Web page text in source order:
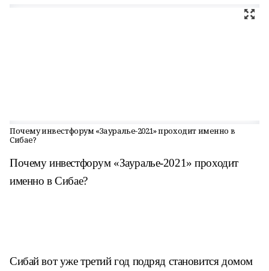
Почему инвестфорум «Зауралье-2021» проходит именно в
Сибае?
Почему инвестфорум «Зауралье-2021» проходит
именно в Сибае?
Сибай вот уже третий год подряд становится домом